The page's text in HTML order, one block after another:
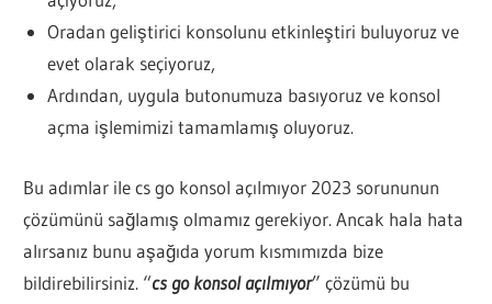
Oradan geliştirici konsolunu etkinleştiri buluyoruz ve
evet olarak seçiyoruz,
Ardından, uygula butonumuza basıyoruz ve konsol
açma işlemimizi tamamlamış oluyoruz.
Bu adımlar ile cs go konsol açılmıyor 2023 sorununun
çözümünü sağlamış olmamız gerekiyor. Ancak hala hata
alırsanız bunu aşağıda yorum kısmımızda bize
bildirebilirsiniz. “cs go konsol açılmıyor” çözümü bu